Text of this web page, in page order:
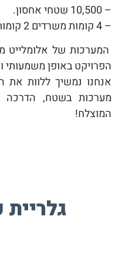
– 10,500 שטחי אחסון.
– 4 קומות משרדים 2 קומות חניון תת-קרקעי.
המערכות של
הפרויקט באופן משמעותי
אנחנו נמשיך ללוות
מערכות בשטח, הדרכה
המוצלח!